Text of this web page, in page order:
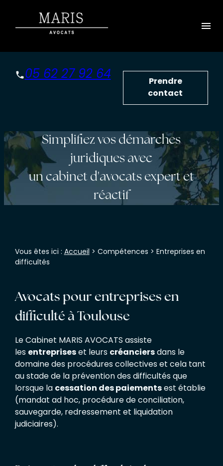
menu
05 62 27 92 64
Prendre
contact
Simplifiez vos démarches
juridiques avec
un cabinet d'avocats expert et
réactif
Vous êtes ici : Accueil > Compétences > Entreprises en
difficultés
Avocats pour entreprises en
difficulté à Toulouse
Le Cabinet MARIS AVOCATS assiste
les entrepriseset leurs créanciersdans le
domaine des procédures collectives et cela tant
au stade de la prévention des difficultés que
lorsque la cessation des paiementsest établie
(mandat ad hoc, procédure de conciliation,
sauvegarde, redressement et liquidation
judiciaires).